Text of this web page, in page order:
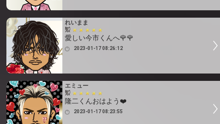
れいまま
愛しい今市くんへ🌹🌹
2023-01-17 08:26:12
エミュー
隆二くんおはよう❤️
2023-01-17 08:23:55